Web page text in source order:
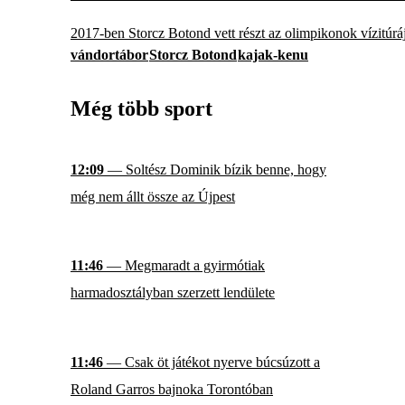
2017-ben Storcz Botond vett részt az olimpikonok
vándortáborStorcz Botondkajak-kenu
Még több sport
12:09 — Soltész Dominik bízik benne, hogy
még nem állt össze az Újpest
11:46 — Megmaradt a gyirmótiak
harmadosztályban szerzett lendülete
11:46 — Csak öt játékot nyerve búcsúzott a
Roland Garros bajnoka Torontóban